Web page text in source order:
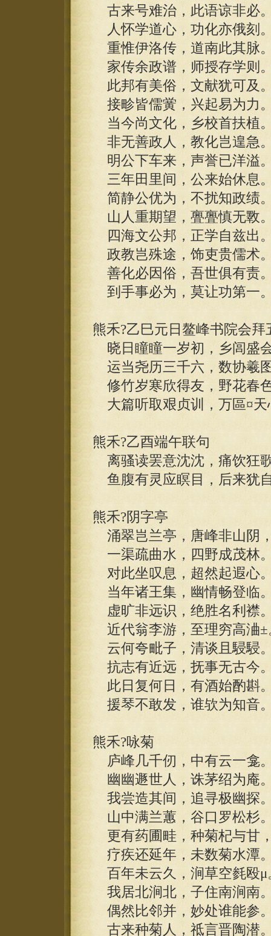
古来号难治，此语谅非必
人怀学道心，功化亦俄刻
重惟伊洛传，道南此其脉
家传余政谱，师授存学则
此邦有美俗，文献犹可及
接畛皆儒黉，兴起易为力
当今尚文化，乡校首扶植
非无善政人，教化岂遑急
明公下车来，声誉已洋溢
三年田里间，公来始休息
简静公优为，不扰知政绩
山人重期望，亹亹慎无斁
四海文公邦，正学自兹出
政教岂殊途，饰吏贵儒术
善化必因俗，吾世俱有责
到手事必为，莫让功第一
熊禾?乙巳元日鳌峰书院会拜
晓日瞳瞳一岁初，乡闾盛
运当尧历三千六，数协羲
修竹岁寒欣得友，野花春
大篇听取艰贞训，万區¤天
熊禾?乙酉端午联句
离骚读罢意沈沈，痛饮狂
鱼腹有灵应瞑目，后来犹
熊禾?阴字亭
涌翠岂兰亭，唐峰非山阴
一渠疏曲水，四野成茂林
对此坐叹息，超然起遐心
当年诸王集，幽情畅登临
虚旷非远识，绝胜名利襟
近代翁李游，至理穷高浀±
云何夸毗子，清谈且駸駸
抗志有近远，抚事无古今
此日复何日，有酒始酌斟
援琴不敢发，谁欤为知音
熊禾?咏菊
庐峰几千仞，中有云一龛
幽幽遯世人，诛茅绍为庵
我尝造其间，追寻极幽探
山中满兰蕙，谷口罗松杉
更有药圃畦，种菊杞与甘
疗疾还延年，未数菊水潭
百年未云久，涧草空毵殴μ
我居北涧北，子住南涧南
偶然比邻并，妙处谁能参
古来种菊人，祗言晋陶潜